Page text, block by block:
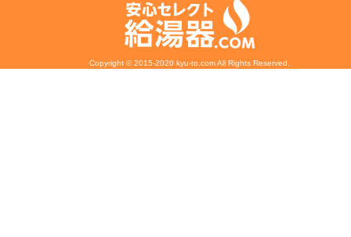
Copyright © 2015-2020 kyu-to.com All Rights Reserved.